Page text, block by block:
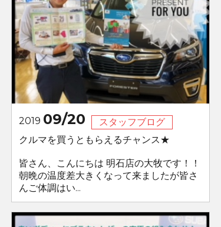
2019 09/20
スタッフブログ
クルマを買うともらえるチャンス★
皆さん、こんにちは 明石店の大牧です！！
朝晩の温度差大きくなって来ましたが皆さ
んご体調はい...